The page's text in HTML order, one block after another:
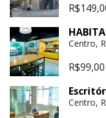
Centro,
R$99,00
Centro,